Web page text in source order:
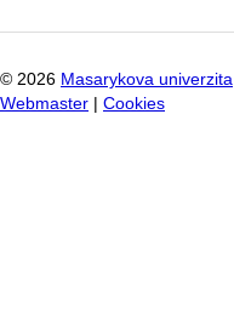
© 2026 Masarykova univerzita
Webmaster
Cookies